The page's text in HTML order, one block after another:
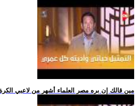
.. مين قالك إن بره مصر العلماء أشهر من لاعبي الكرة